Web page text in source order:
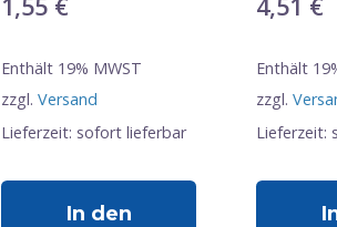
Enthält 19% MWST
zzgl.Versand
Lieferzeit: sofort lieferbar
In den
Enthält
zzgl.
Lieferzeit: